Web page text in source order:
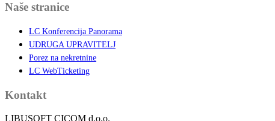
Naše stranice
LC Konferencija Panorama
UDRUGA UPRAVITELJ
Porez na nekretnine
LC WebTicketing
Kontakt
LIBUSOFT CICOM d.o.o.